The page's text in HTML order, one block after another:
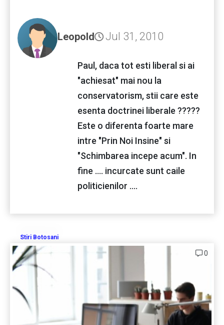
Leopold Jul 31, 2010
Paul, daca tot esti liberal si ai
"achiesat" mai nou la
conservatorism, stii care este
esenta doctrinei liberale ?????
Este o diferenta foarte mare
intre "Prin Noi Insine" si
"Schimbarea incepe acum". In
fine .... incurcate sunt caile
politicienilor ....
Stiri Botosani
0